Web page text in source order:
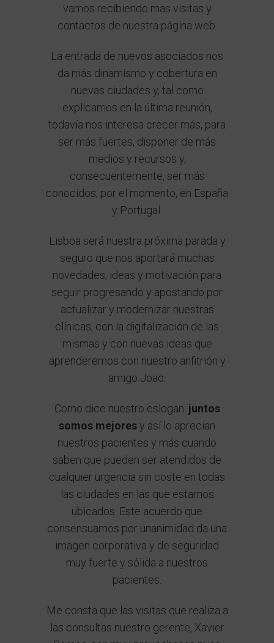
vamos recibiendo más visitas y
contactos de nuestra página web.
La entrada de nuevos asociados nos
da más dinamismo y cobertura en
nuevas ciudades y, tal como
explicamos en la última reunión,
todavía nos interesa crecer más, para
ser más fuertes, disponer de más
medios y recursos y,
consecuentemente, ser más
conocidos, por el momento, en España
y Portugal.
Lisboa será nuestra próxima parada y
seguro que nos aportará muchas
novedades, ideas y motivación para
seguir progresando y apostando por
actualizar y modernizar nuestras
clínicas, con la digitalización de las
mismas y con nuevas ideas que
aprenderemos con nuestro anfitrión y
amigo Joao.
Como dice nuestro eslogan: juntos
somos mejoresy así lo aprecian
nuestros pacientes y más cuando
saben que pueden ser atendidos de
cualquier urgencia sin coste en todas
las ciudades en las que estamos
ubicados. Este acuerdo que
consensuamos por unanimidad da una
imagen corporativa y de seguridad
muy fuerte y sólida a nuestros
pacientes.
Me consta que las visitas que realiza a
las consultas nuestro gerente, Xavier